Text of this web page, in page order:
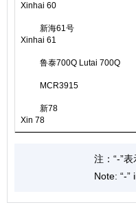
Xinhai 60
新海61号
Xinhai 61
鲁泰700Q Lutai 700Q
MCR3915
新78
Xin 78
注：“-”表
Note: “-